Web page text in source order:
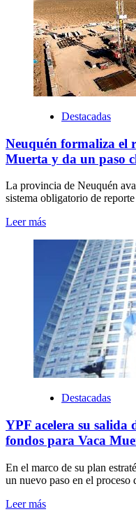
Destacadas
Neuquén formaliza el
Muerta y da un paso
La provincia de Neuquén
sistema obligatorio de
Leer más
Destacadas
YPF acelera su salida
fondos para Vaca
En el marco de su plan
un nuevo paso en el proceso
Leer más